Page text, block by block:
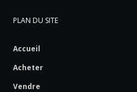
PLAN DU SITE
Accueil
Acheter
Vendre